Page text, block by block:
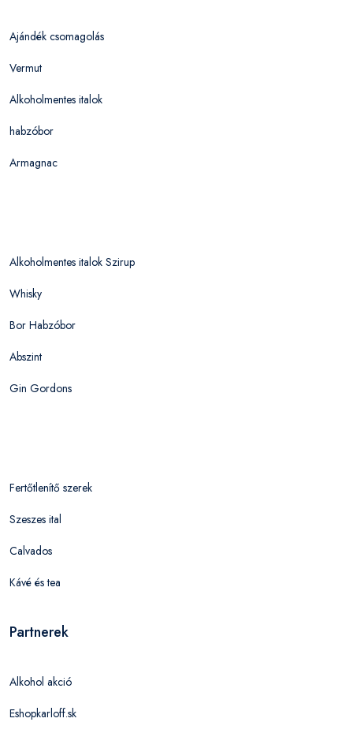
Ajándék csomagolás
Vermut
Alkoholmentes italok
habzóbor
Armagnac
Alkoholmentes italok Szirup
Whisky
Bor Habzóbor
Abszint
Gin Gordons
Fertőtlenítő szerek
Szeszes ital
Calvados
Kávé és tea
Partnerek
Alkohol akció
Eshopkarloff.sk